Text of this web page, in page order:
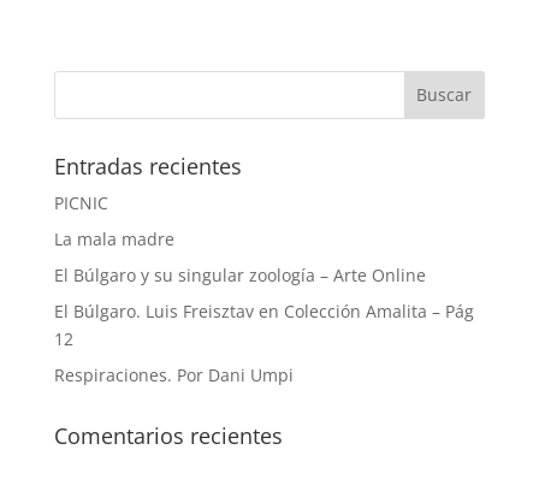
Entradas recientes
PICNIC
La mala madre
El Búlgaro y su singular zoología – Arte Online
El Búlgaro. Luis Freisztav en Colección Amalita – Pág
12
Respiraciones. Por Dani Umpi
Comentarios recientes